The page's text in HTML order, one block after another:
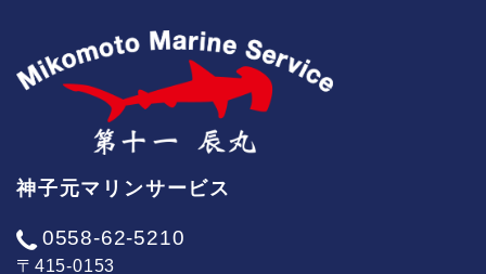
神子元マリンサービス
0558-62-5210
〒415-0153